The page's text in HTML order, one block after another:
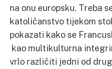
na onu europsku. Treba
katoličanstvo tijekom
pokazati kako se
kao multikulturna
vrlo različiti jedni od